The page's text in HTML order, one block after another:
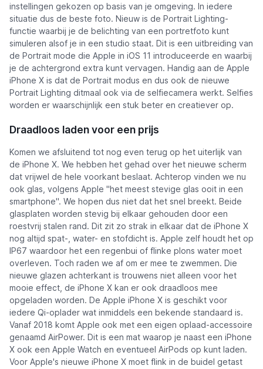
instellingen gekozen op basis van je omgeving. In iedere
situatie dus de beste foto. Nieuw is de Portrait Lighting-
functie waarbij je de belichting van een portretfoto kunt
simuleren alsof je in een studio staat. Dit is een uitbreiding van
de Portrait mode die Apple in iOS 11 introduceerde en waarbij
je de achtergrond extra kunt vervagen. Handig aan de Apple
iPhone X is dat de Portrait modus en dus ook de nieuwe
Portrait Lighting ditmaal ook via de selfiecamera werkt. Selfies
worden er waarschijnlijk een stuk beter en creatiever op.
Draadloos laden voor een prijs
Komen we afsluitend tot nog even terug op het uiterlijk van
de iPhone X. We hebben het gehad over het nieuwe scherm
dat vrijwel de hele voorkant beslaat. Achterop vinden we nu
ook glas, volgens Apple "het meest stevige glas ooit in een
smartphone". We hopen dus niet dat het snel breekt. Beide
glasplaten worden stevig bij elkaar gehouden door een
roestvrij stalen rand. Dit zit zo strak in elkaar dat de iPhone X
nog altijd spat-, water- en stofdicht is. Apple zelf houdt het op
IP67 waardoor het een regenbui of flinke plons water moet
overleven. Toch raden we af om er mee te zwemmen. Die
nieuwe glazen achterkant is trouwens niet alleen voor het
mooie effect, de iPhone X kan er ook draadloos mee
opgeladen worden. De Apple iPhone X is geschikt voor
iedere Qi-oplader wat inmiddels een bekende standaard is.
Vanaf 2018 komt Apple ook met een eigen oplaad-accessoire
genaamd AirPower. Dit is een mat waarop je naast een iPhone
X ook een Apple Watch en eventueel AirPods op kunt laden.
Voor Apple's nieuwe iPhone X moet flink in de buidel getast